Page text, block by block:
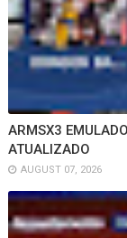
ARMSX3
ATUALIZADO
AUGUST 07, 2026